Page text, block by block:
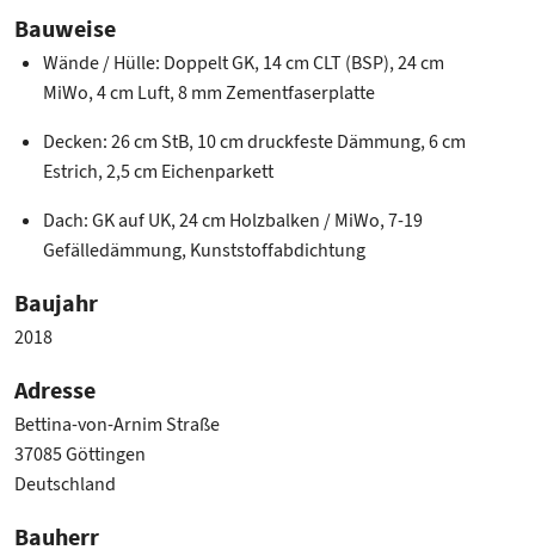
Bauweise
Wände / Hülle: Doppelt GK, 14 cm CLT (BSP), 24 cm
MiWo, 4 cm Luft, 8 mm Zementfaserplatte
Decken: 26 cm StB, 10 cm druckfeste Dämmung, 6 cm
Estrich, 2,5 cm Eichenparkett
Dach: GK auf UK, 24 cm Holzbalken / MiWo, 7-19
Gefälledämmung, Kunststoffabdichtung
Baujahr
2018
Adresse
Bettina-von-Arnim Straße
37085 Göttingen
Deutschland
Bauherr